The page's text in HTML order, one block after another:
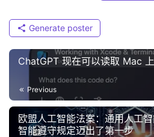
Generate poster
ChatGPT 现在可以读取 Mac
Previous
欧盟人工智能法案：通用人工
智能遵守规定迈出了第一步